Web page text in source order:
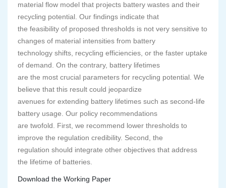
material flow model that projects battery wastes and their
recycling potential. Our findings indicate that
the feasibility of proposed thresholds is not very sensitive to
changes of material intensities from battery
technology shifts, recycling efficiencies, or the faster uptake
of demand. On the contrary, battery lifetimes
are the most crucial parameters for recycling potential. We
believe that this result could jeopardize
avenues for extending battery lifetimes such as second-life
battery usage. Our policy recommendations
are twofold. First, we recommend lower thresholds to
improve the regulation credibility. Second, the
regulation should integrate other objectives that address
the lifetime of batteries.
Download the Working Paper